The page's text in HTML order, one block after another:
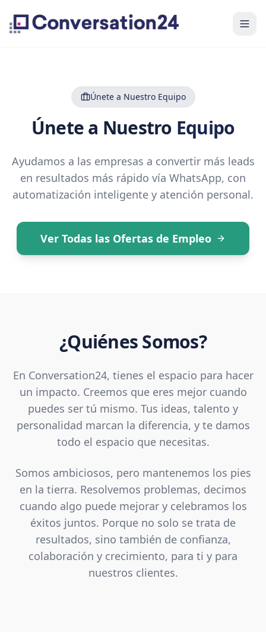
Únete a Nuestro Equipo
Únete a Nuestro Equipo
Ayudamos a las empresas a convertir más leads
en resultados más rápido vía WhatsApp, con
automatización inteligente y atención personal.
Ver Todas las Ofertas de Empleo
¿Quiénes Somos?
En Conversation24, tienes el espacio para hacer
un impacto. Creemos que eres mejor cuando
puedes ser tú mismo. Tus ideas, talento y
personalidad marcan la diferencia, y te damos
todo el espacio que necesitas.
Somos ambiciosos, pero mantenemos los pies
en la tierra. Resolvemos problemas, decimos
cuando algo puede mejorar y celebramos los
éxitos juntos. Porque no solo se trata de
resultados, sino también de confianza,
colaboración y crecimiento, para ti y para
nuestros clientes.